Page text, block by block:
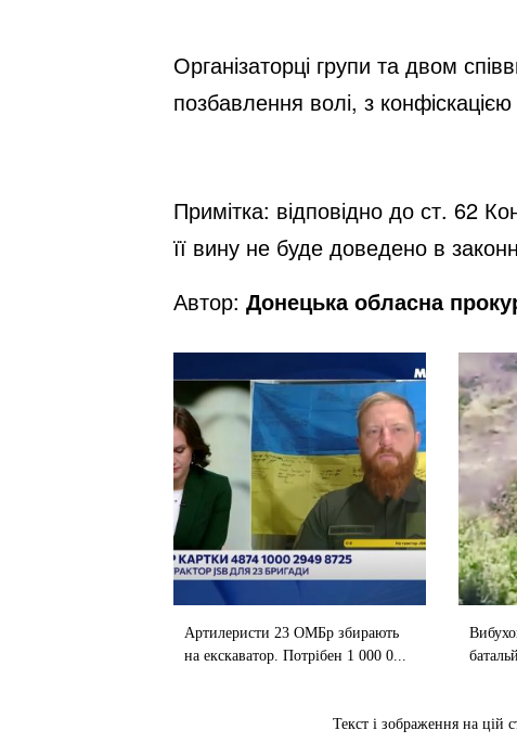
Організаторці групи та двом
позбавлення волі, з
Примітка: відповідно до ст. 62
її вину не буде доведено в
Автор: Донецька обласна
Артилеристи 23 ОМБр збирають
на екскаватор. Потрібен 1 000 0...
Текст і зображення на цій